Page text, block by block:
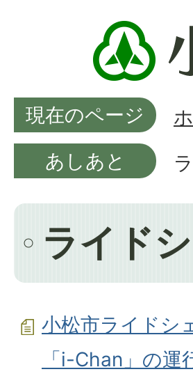
現在のページ
あしあと
ライド
小松市ライドシ
「i-Chan」の運